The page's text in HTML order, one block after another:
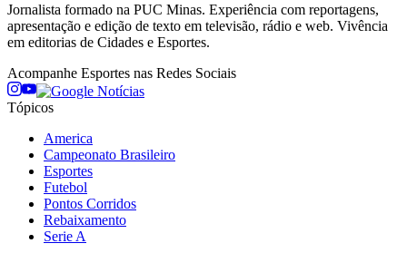
Jornalista formado na PUC Minas. Experiência com reportagens,
apresentação e edição de texto em televisão, rádio e web. Vivência
em editorias de Cidades e Esportes.
Acompanhe Esportes nas Redes Sociais
Tópicos
America
Campeonato Brasileiro
Esportes
Futebol
Pontos Corridos
Rebaixamento
Serie A